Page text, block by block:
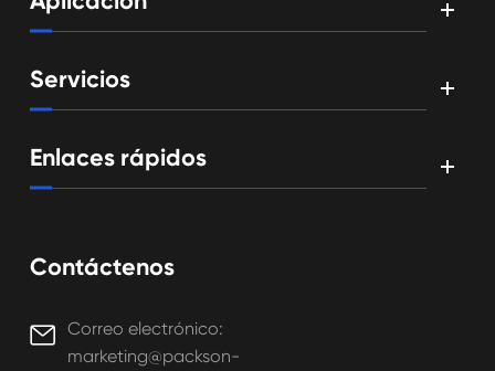
Servicios
Enlaces rápidos
Contáctenos
 Correo electrónico:
marketing@packson-